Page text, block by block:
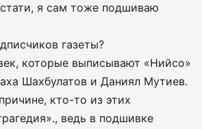
я сам тоже подшиваю
газеты?
которые выписывают «Нийсо»
Шахбулатов и Даниял Мутиев.
кто-то из этих
ведь в подшивке